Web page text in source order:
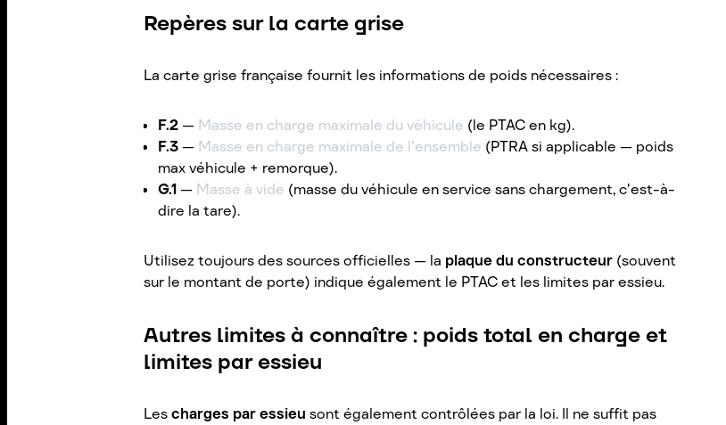
Repères sur la carte grise
La carte grise française fournit les informations de poids nécessaires :
F.2 — Masse en charge maximale du véhicule (le PTAC en kg).
F.3 — Masse en charge maximale de l'ensemble (PTRA si applicable — poids
max véhicule + remorque).
G.1 — Masse à vide (masse du véhicule en service sans chargement, c'est-à-
dire la tare).
Utilisez toujours des sources officielles — la plaque du constructeur (souvent
sur le montant de porte) indique également le PTAC et les limites par essieu.
Autres limites à connaître : poids total en charge et
limites par essieu
Lescharges par essieu sont également contrôlées par la loi. Il ne suffit pas